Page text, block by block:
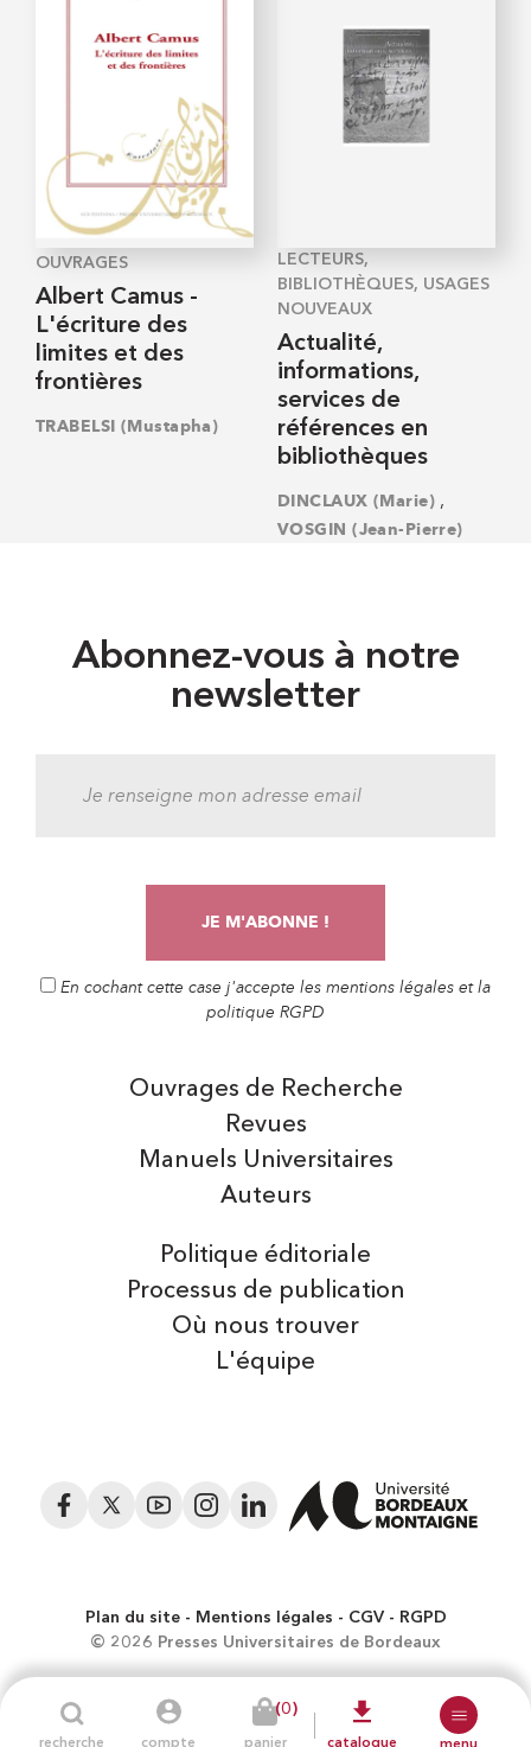
recherche compte
(0)
panier catalogue
OUVRAGES
Albert Camus -
L'écriture des
limites et des
frontières
TRABELSI (Mustapha)
LECTEURS,
BIBLIOTHÈQUES, USAGES
NOUVEAUX
Actualité,
informations,
services de
références en
bibliothèques
DINCLAUX (Marie) ,
VOSGIN (Jean-Pierre)
Abonnez-vous à notre
newsletter
En cochant cette case j'accepte les mentions légales et la
politique RGPD
Auteurs
Manuels Universitaires
Ouvrages de Recherche
Revues
Politique éditoriale
Processus de publication
Où nous trouver
L'équipe
Facebook
Twitter YouTubeInstagramLinkedIn
Plan du site Mentions légales CGV
RGPD
© 2026 Presses Universitaires de Bordeaux